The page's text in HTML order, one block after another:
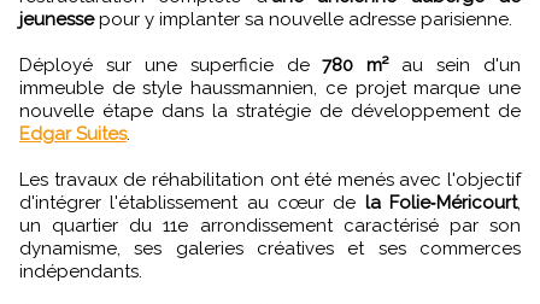
jeunessepour y implanter sa nouvelle adresse parisienne.
Déployé sur une superficie de780 m²au sein d'un
immeuble de style haussmannien, ce projet marque une
nouvelle étape dans la stratégie de développement de
Edgar Suites.
Les travaux de réhabilitation ont été menés avec l'objectif
d'intégrer l'établissement au cœur de la Folie‑Méricourt,
un quartier du 11e arrondissement caractérisé par son
dynamisme, ses galeries créatives et ses commerces
indépendants.